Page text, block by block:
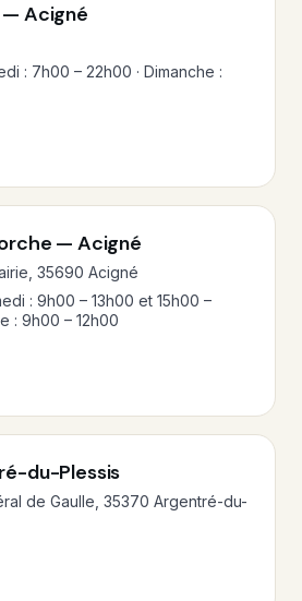
Acigné
: 7h00 – 22h00 · Dimanche :
— Acigné
35690 Acigné
: 9h00 – 13h00 et 15h00 –
: 9h00 – 12h00
du-Plessis
de Gaulle, 35370 Argentré-du-